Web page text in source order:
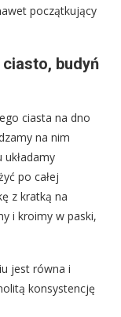
początkujący
ciasto, budyń
ciasta na dno
na nim
po całej
z kratką na
i kroimy w paski,
jest równa i
konsystencję